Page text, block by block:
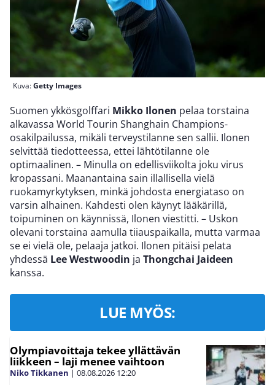
Kuva:Getty Images
Suomen ykkösgolffari Mikko Ilonen pelaa torstaina
alkavassa World Tourin Shanghain Champions-
osakilpailussa, mikäli terveystilanne sen sallii. Ilonen
selvittää tiedotteessa, ettei lähtötilanne ole
optimaalinen. – Minulla on edellisviikolta joku virus
kropassani. Maanantaina sain illallisella vielä
ruokamyrkytyksen, minkä johdosta energiataso on
varsin alhainen. Kahdesti olen käynyt lääkärillä,
toipuminen on käynnissä, Ilonen viestitti. – Uskon
olevani torstaina aamulla tiiauspaikalla, mutta varmaa
se ei vielä ole, pelaaja jatkoi. Ilonen pitäisi pelata
yhdessä Lee Westwoodin ja Thongchai Jaideen
kanssa.
LUE MYÖS:
Olympiavoittaja tekee yllättävän
liikkeen – laji menee vaihtoon
Niko Tikkanen | 08.08.2026 12:20